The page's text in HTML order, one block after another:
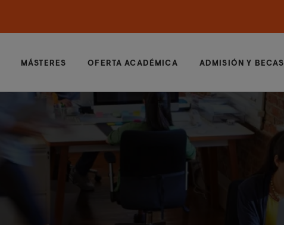
MÁSTERES OFERTA ACADÉMICA ADMISIÓN Y BECAS